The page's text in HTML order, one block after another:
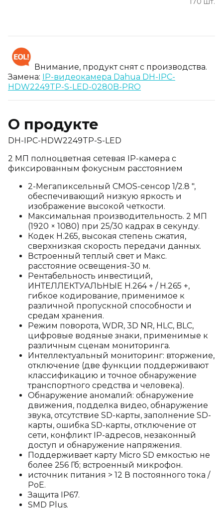
Внимание, продукт снят с производства.
Замена: IP-видеокамера Dahua DH-IPC-
HDW2249TP-S-LED-0280B-PRO
О продукте
DH-IPC-HDW2249TP-S-LED
2 МП полноцветная сетевая IP-камера с
фиксированным фокусным расстоянием
2-Мегапиксельный CMOS-сенсор 1/2.8 ",
обеспечивающий низкую яркость и
изображение высокой четкости.
Максимальная производительность. 2 МП
(1920 × 1080) при 25/30 кадрах в секунду.
Кодек H.265, высокая степень сжатия,
сверхнизкая скорость передачи данных.
Встроенный теплый свет и Макс.
расстояние освещения-30 м.
Рентабельность инвестиций,
ИНТЕЛЛЕКТУАЛЬНЫЕ H.264 + / H.265 +,
гибкое кодирование, применимое к
различной пропускной способности и
средам хранения.
Режим поворота, WDR, 3D NR, HLC, BLC,
цифровые водяные знаки, применимые к
различным сценам мониторинга.
Интеллектуальный мониторинг: вторжение,
отключение (две функции поддерживают
классификацию и точное обнаружение
транспортного средства и человека).
Обнаружение аномалий: обнаружение
движения, подделка видео, обнаружение
звука, отсутствие SD-карты, заполнение SD-
карты, ошибка SD-карты, отключение от
сети, конфликт IP-адресов, незаконный
доступ и обнаружение напряжения.
Поддерживает карту Micro SD емкостью не
более 256 Гб; встроенный микрофон.
источник питания > 12 В постоянного тока /
PoE.
Защита IP67.
SMD Plus.